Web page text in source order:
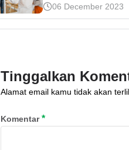
wirausaha yang
didasarkan pada
pahami
artikel ini!
06 December 2023
Tinggalkan
Alamat email kamu tidak akan
Komentar*